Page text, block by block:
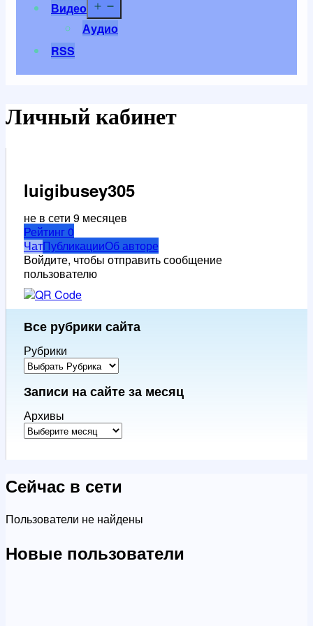
Видео
Аудио
RSS
Личный кабинет
luigibusey305
не в сети 9 месяцев
Рейтинг0
ЧатПубликацииОб авторе
Войдите, чтобы отправить сообщение
пользователю
Все рубрики сайта
Рубрики
Записи на сайте за месяц
Архивы
Сейчас в сети
Пользователи не найдены
Новые пользователи